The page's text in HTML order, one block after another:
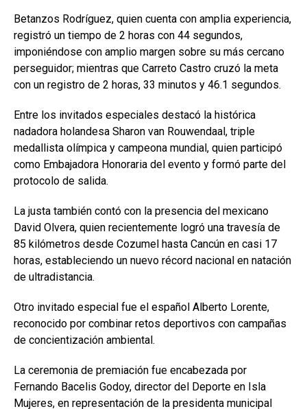
Betanzos Rodríguez, quien cuenta con amplia experiencia,
registró un tiempo de 2 horas con 44 segundos,
imponiéndose con amplio margen sobre su más cercano
perseguidor; mientras que Carreto Castro cruzó la meta
con un registro de 2 horas, 33 minutos y 46.1 segundos.
Entre los invitados especiales destacó la histórica
nadadora holandesa Sharon van Rouwendaal, triple
medallista olímpica y campeona mundial, quien participó
como Embajadora Honoraria del evento y formó parte del
protocolo de salida.
La justa también contó con la presencia del mexicano
David Olvera, quien recientemente logró una travesía de
85 kilómetros desde Cozumel hasta Cancún en casi 17
horas, estableciendo un nuevo récord nacional en natación
de ultradistancia.
Otro invitado especial fue el español Alberto Lorente,
reconocido por combinar retos deportivos con campañas
de concientización ambiental.
La ceremonia de premiación fue encabezada por
Fernando Bacelis Godoy, director del Deporte en Isla
Mujeres, en representación de la presidenta municipal